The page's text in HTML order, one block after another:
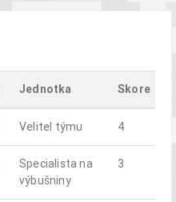
Jednotka Skore
Velitel týmu 4
Specialista na
výbušniny
3